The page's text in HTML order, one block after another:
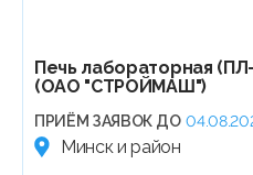
Печь лабораторная
(ОАО "СТРОЙМАШ")
ПРИЁМ ЗАЯВОК ДО
Минск и район